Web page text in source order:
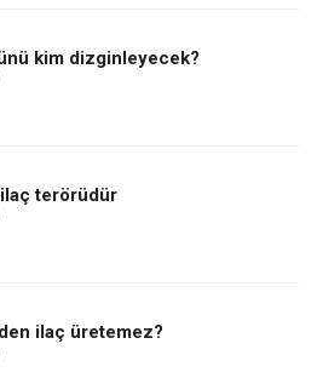
kim dizginleyecek?
ilaç terörüdür
ilaç üretemez?